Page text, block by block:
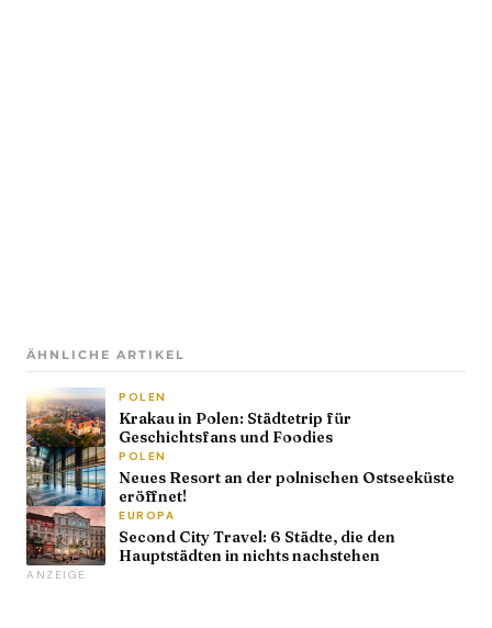
ÄHNLICHE ARTIKEL
POLEN
Krakau in Polen: Städtetrip für
Geschichtsfans und Foodies
POLEN
Neues Resort an der polnischen Ostseeküste
eröffnet!
EUROPA
Second City Travel: 6 Städte, die den
Hauptstädten in nichts nachstehen
ANZEIGE